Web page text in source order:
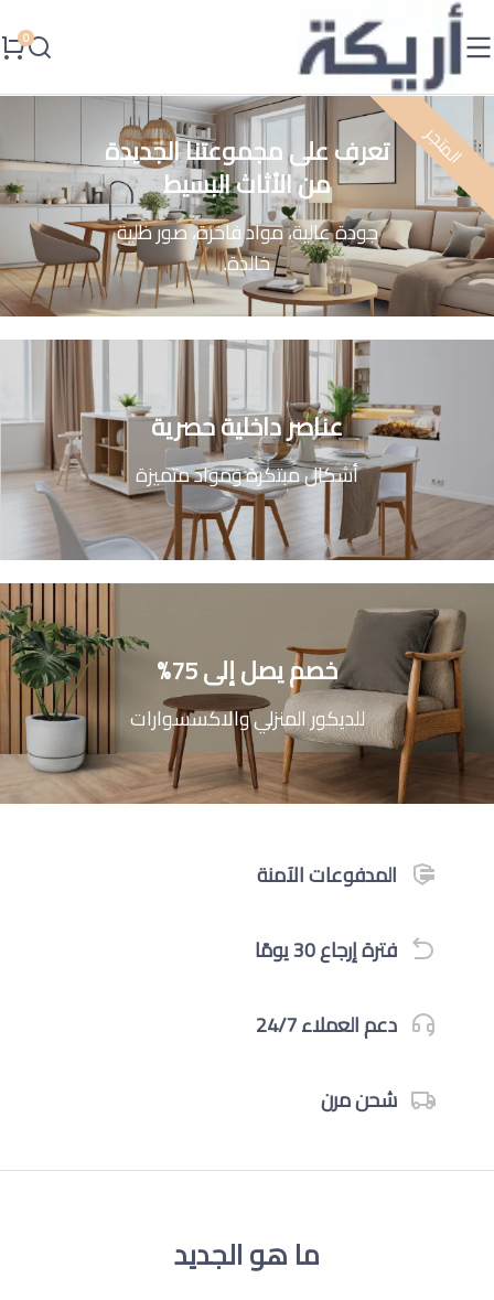
تعرف على مجموعتنا الجديدة
من الأثاث البسيط
جودة عالية، مواد فاخرة، صور ظلية
خالدة.
المتجر
عناصر داخلية حصرية
أشكال مبتكرة ومواد متميزة
خصم يصل إلى 75%
للديكور المنزلي والاكسسوارات
المدفوعات الآمنة
فترة إرجاع 30 يومًا
دعم العملاء 24/7
شحن مرن
ما هو الجديد